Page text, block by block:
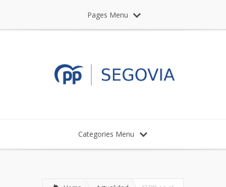
Pages Menu
Categories Menu